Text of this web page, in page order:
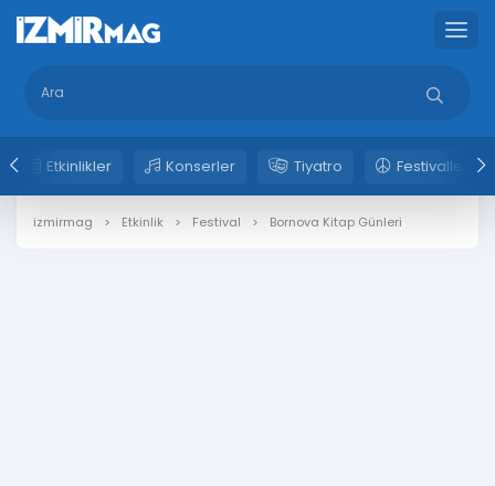
Etkinlikler Konserler Tiyatro Festivaller
izmirmag Etkinlik Festival Bornova Kitap Günleri